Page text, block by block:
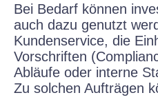
Bei Bedarf können
auch dazu genutzt
Kundenservice, die
Vorschriften
Abläufe oder interne
Zu solchen Aufträgen